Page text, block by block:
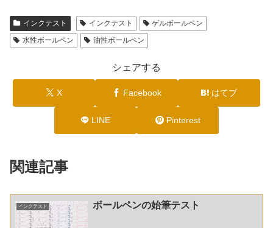
インクテスト インクテスト
ゲルボールペン
水性ボールペン
油性ボールペン
シェアする
X Facebook はてブ
LINE Pinterest
関連記事
インクテスト ボールペンの始筆テスト